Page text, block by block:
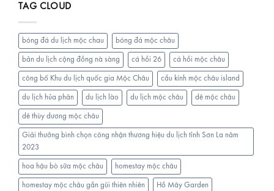
sườn
bò
đầu
tiên
tại
Mộc
Châu
TAG CLOUD
bóng đá du lịch mộc chau bóng đá mộc châu
bản du lịch cộng đồng nà sàng cá hồi 26 cá hồi mộc châu
công bố Khu du lịch quốc gia Mộc Châu cầu kính mộc châu island
du lịch hủa phăn du lịch lào du lịch mộc châu dê mộc châu
dê thùy dương mộc châu
Giải thưởng bình chọn công nhận thương hiệu du lịch tỉnh Sơn La năm
2023
hoa hậu bò sữa mộc châu homestay mộc châu
homestay mộc châu gần gũi thiên nhiên Hồ Mây Garden